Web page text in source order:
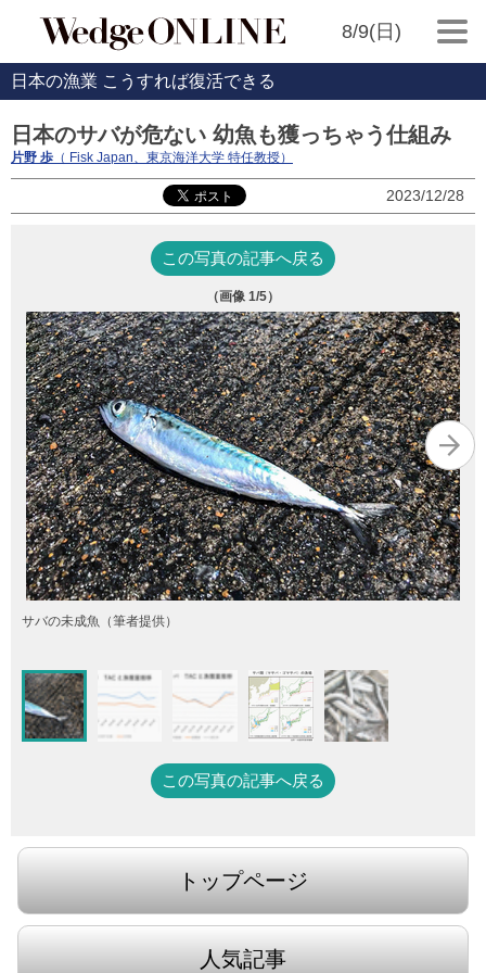
8/9(日)
日本の漁業 こうすれば復活できる
日本のサバが危ない 幼魚も獲っちゃう仕組み
片野 歩 （ Fisk Japan、東京海洋大学 特任教授）
2023/12/28
この写真の記事へ戻る
（画像 1/5）
サバの未成魚（筆者提供）
この写真の記事へ戻る
トップページ
人気記事